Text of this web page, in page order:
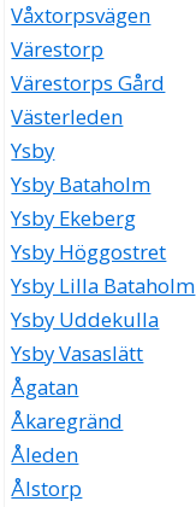
Våxtorpsvägen
Värestorp
Värestorps Gård
Västerleden
Ysby
Ysby Bataholm
Ysby Ekeberg
Ysby Höggostret
Ysby Lilla Bataholm
Ysby Uddekulla
Ysby Vasaslätt
Ågatan
Åkaregränd
Åleden
Ålstorp